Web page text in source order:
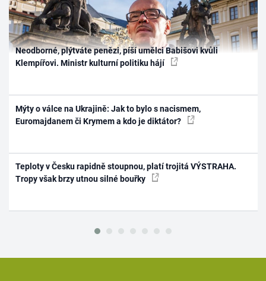
Neodborné, plýtváte penězi, píší umělci Babišovi kvůli
Klempířovi. Ministr kulturní politiku hájí
Mýty o válce na Ukrajině: Jak to bylo s nacismem,
Euromajdanem či Krymem a kdo je diktátor?
Teploty v Česku rapidně stoupnou, platí trojitá VÝSTRAHA.
Tropy však brzy utnou silné bouřky